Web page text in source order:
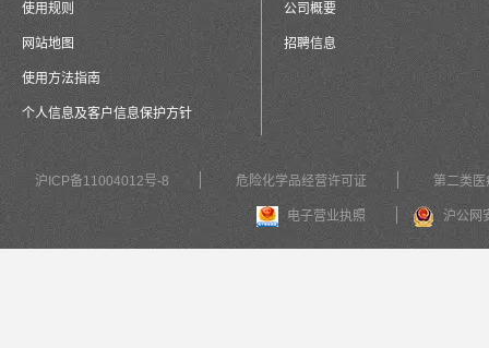
使用规则
网站地图
使用方法指南
个人信息及客户信息保护方针
公司概要
招聘信息
沪ICP备11004012号-8 危险化学品经营许可证 第二类医
电子营业执照 沪公网